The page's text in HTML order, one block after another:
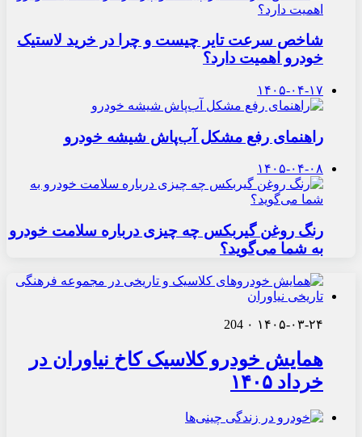
شاخص سرعت تایر چیست و چرا در خرید لاستیک
خودرو اهمیت دارد؟
۱۴۰۵-۰۴-۱۷
راهنمای رفع مشکل آب‌پاش شیشه خودرو
۱۴۰۵-۰۴-۰۸
رنگ روغن گیربکس چه چیزی درباره سلامت خودرو
به شما می‌گوید؟
۱۴۰۵-۰۳-۲۴ ۰ 204
همایش خودرو کلاسیک کاخ نیاوران در
خرداد ۱۴۰۵